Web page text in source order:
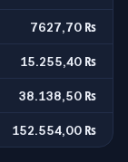
7627,70 ₨
15.255,40 ₨
38.138,50 ₨
152.554,00 ₨